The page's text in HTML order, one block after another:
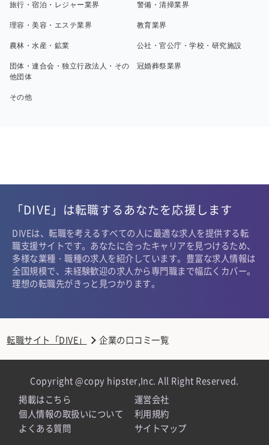
旅行・宿泊・レジャー業界 警備・清掃業界
理容・美容・エステ業界 教育業界
農林・水産・鉱業 公社・官公庁・学校・研究施設
団体・連合会・独立行政法人・その
他団体
冠婚葬祭業界
その他
「DIVE」は転職するあなたを応援します
DIVEは、転職を考えるすべての人に最適な求人を提供する転
職支援サイトです。あなたに合ったキャリアを見つけるため、
多様な業種・職種の求人を紹介しています。豊富な求人情報は
全国規模で、未経験歓迎の求人から専門職まで幅広くカバー。
理想の転職先がきっと見つかります。
転職サイト「DIVE」 企業の口コミ一覧
Copyright @copy hipster,Inc. All Right Reserved.
掲載はこちら
運営会社
個人情報の取扱いについて
利用規約
よくある質問
サイトマップ